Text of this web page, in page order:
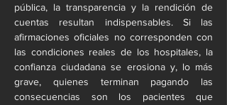
pública, la transparencia y la rendición de
cuentas resultan indispensables. Si las
afirmaciones oficiales no corresponden con
las condiciones reales de los hospitales, la
confianza ciudadana se erosiona y, lo más
grave, quienes terminan pagando las
consecuencias son los pacientes que